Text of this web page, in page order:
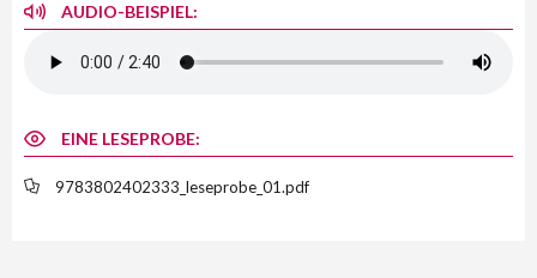
AUDIO-BEISPIEL:
EINE LESEPROBE:
9783802402333_leseprobe_01.pdf